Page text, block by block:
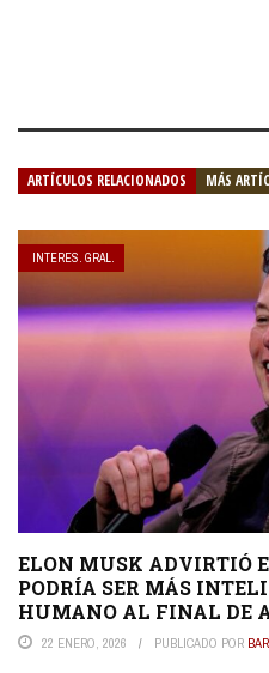
ARTÍCULOS RELACIONADOS MÁS
INTERES. GRAL.
ELON MUSK ADVIRTIÓ
PODRÍA SER MÁS
HUMANO AL FINAL DE
22 ENERO, 2026 PUBLICADO POR